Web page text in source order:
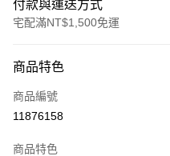
付款與運送方式
宅配滿NT$1,500免運
信用卡一次付款
運送方式
黑貓宅急便 (僅限台灣本島，
商品特色
商品編號
11876158
商品特色